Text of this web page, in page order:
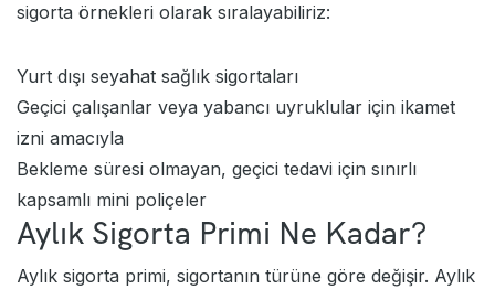
sigorta örnekleri olarak sıralayabiliriz:
Yurt dışı seyahat sağlık sigortaları
Geçici çalışanlar veya yabancı uyruklular için ikamet
izni amacıyla
Bekleme süresi olmayan, geçici tedavi için sınırlı
kapsamlı mini poliçeler
Aylık Sigorta Primi Ne Kadar?
Aylık sigorta primi, sigortanın türüne göre değişir. Aylık